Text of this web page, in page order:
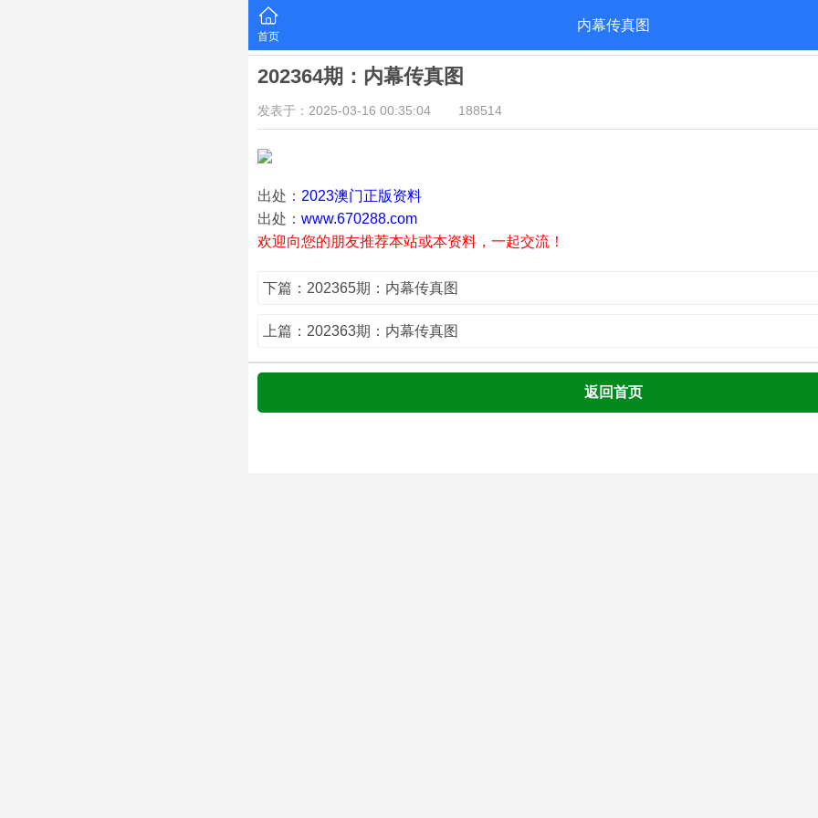
首页
内幕传真图
202364期：内幕传真图
发表于：2025-03-16 00:35:04 188514
出处： 2023澳门正版资料
出处： www.670288.com
欢迎向您的朋友推荐本站或本资料，一起交流！
下篇：202365期：内幕传真图
上篇：202363期：内幕传真图
返回首页